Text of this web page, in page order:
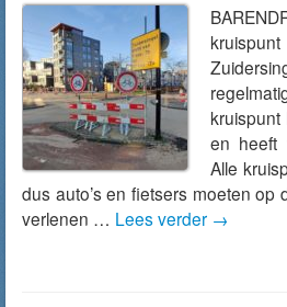
kruispunt
en heeft
Alle
dus auto’s en fietsers moeten op
verlenen … Lees verder →